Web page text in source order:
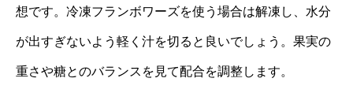
想です。冷凍フランボワーズを使う場合は解凍し、水分
が出すぎないよう軽く汁を切ると良いでしょう。果実の
重さや糖とのバランスを見て配合を調整します。